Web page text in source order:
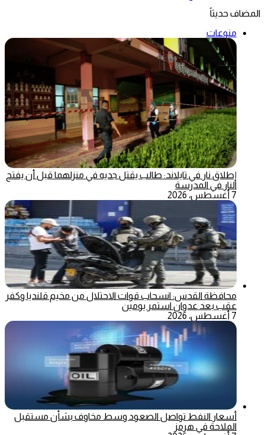
المضاف حديثاً
منوعات
إطلاق نار في تايلاند: طالب يقتل جديه في منزلهما قبل أن يفتح
النار في المدرسة
7 أغسطس، 2026
محافظة القدس: انسحاب قوات الاحتلال من مخيم قلنديا وكفر
عقب بعد عدوان استمر يومين
7 أغسطس، 2026
أسعار النفط تواصل الصعود وسط مخاوف بشأن مستقبل
الملاحة في هرمز